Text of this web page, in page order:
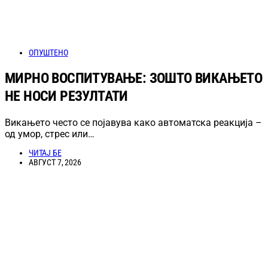
ОПУШТЕНО
МИРНО ВОСПИТУВАЊЕ: ЗОШТО ВИКАЊЕТО
НЕ НОСИ РЕЗУЛТАТИ
Викањето често се појавува како автоматска реакција –
од умор, стрес или…
ЧИТАЈ БЕ
АВГУСТ 7, 2026